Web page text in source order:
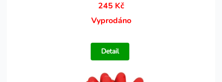
245 Kč
Vyprodáno
Detail